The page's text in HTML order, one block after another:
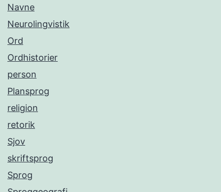
Navne
Neurolingvistik
Ord
Ordhistorier
person
Plansprog
religion
retorik
Sjov
skriftsprog
Sprog